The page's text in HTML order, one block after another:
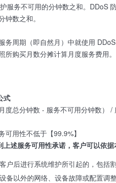
服务不可用的分钟数之和。DDoS
数之和。
务周期（即自然月）中就使用
所购买月数分摊计算月度服务费用。
式
度总分钟数 - 服务不可用分钟数）
可用性不低于【99.9%】
述服务可用性承诺，客户可以依
户后进行系统维护所引起的，包括
备以外的网络、设备故障或配置调